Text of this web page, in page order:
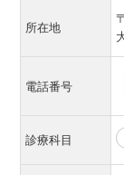
所在地
電話番号
診療科目